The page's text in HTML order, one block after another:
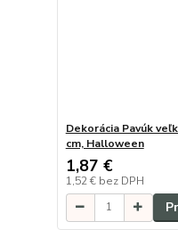
Dekorácia Pavúk
cm, Halloween
1,87 €
1,52 € bez DPH